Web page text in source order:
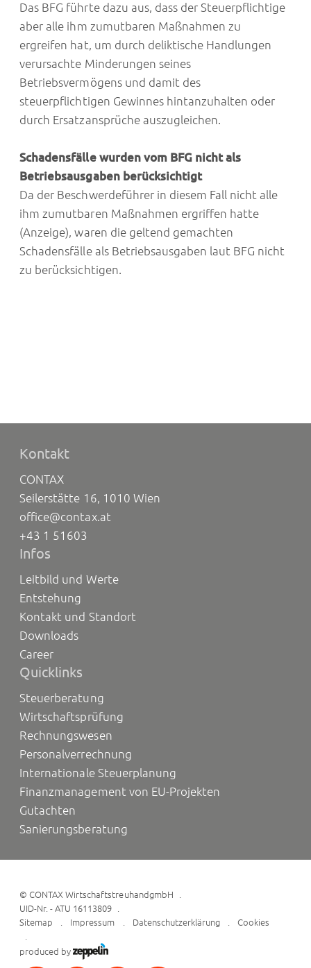
Das BFG führte dazu aus, dass der Steuerpflichtige
aber alle ihm zumutbaren Maßnahmen zu
ergreifen hat, um durch deliktische Handlungen
verursachte Minderungen seines
Betriebsvermögens und damit des
steuerpflichtigen Gewinnes hintanzuhalten oder
durch Ersatzansprüche auszugleichen.
Schadensfälle wurden vom BFG nicht als
Betriebsausgaben berücksichtigt
Da der Beschwerdeführer in diesem Fall nicht alle
ihm zumutbaren Maßnahmen ergriffen hatte
(Anzeige), waren die geltend gemachten
Schadensfälle als Betriebsausgaben laut BFG nicht
zu berücksichtigen.
Kontakt
CONTAX
Seilerstätte 16, 1010 Wien
office@contax.at
+43 1 51603
Infos
Leitbild und Werte
Entstehung
Kontakt und Standort
Downloads
Career
Quicklinks
Steuerberatung
Wirtschaftsprüfung
Rechnungswesen
Personalverrechnung
Internationale Steuerplanung
Finanzmanagement von EU-Projekten
Gutachten
Sanierungsberatung
©CONTAX WirtschaftstreuhandgmbH
UID-Nr. - ATU 16113809
Sitemap
Impressum Datenschutzerklärung Cookies
produced by